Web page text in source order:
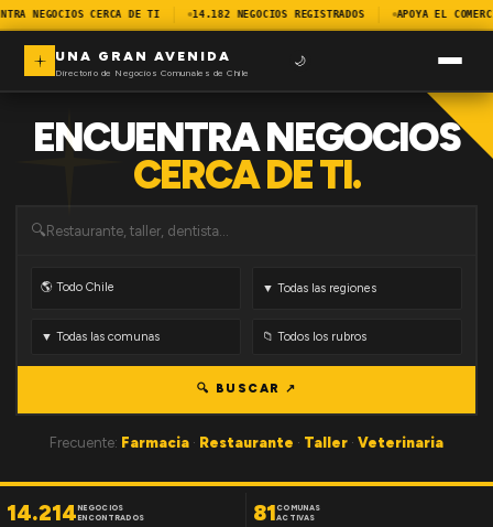
NEGOCIOS CERCA DE TI 14.182 NEGOCIOS REGISTRADOS APOYA EL
UNA GRAN AVENIDA
Directorio de Negocios Comunales de Chile
🌙
ENCUENTRA NEGOCIOS
CERCA DE TI.
🔍
🔍 BUSCAR ↗
Frecuente: Farmacia · Restaurante · Taller · Veterinaria
14.214NEGOCIOS
ENCONTRADOS
81 COMUNAS
ACTIVAS